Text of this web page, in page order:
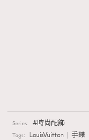
Series: 時尚配飾
Tags: LouisVuitton 手錶